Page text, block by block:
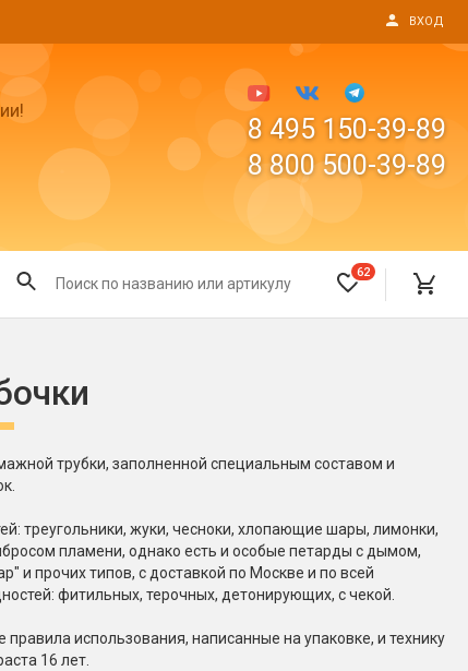
ВХОД
8 495 150-39-89
8 800 500-39-89
Фонтаны в торт (холодные)
Конфетти, серпантин
Небесные фонарики
Оборудование для
62
трубки, заполненной специальным составом и
треугольники, жуки, чесноки, хлопающие шары, лимонки,
пламени, однако есть и особые петарды с дымом,
прочих типов, с доставкой по Москве и по всей
фитильных, терочных, детонирующих, с чекой.
использования, написанные на упаковке, и технику
16 лет.